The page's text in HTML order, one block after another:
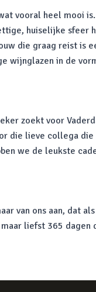
vooral heel mooi
huiselijke sfeer
die graag reist is
wijnglazen in de
zoekt voor
die lieve collega
we de leukste
van ons aan, dat
liefst 365